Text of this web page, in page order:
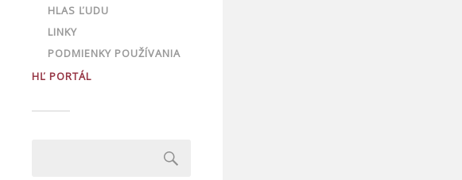
HLAS ĽUDU
LINKY
PODMIENKY POUŽÍVANIA
HĽ PORTÁL